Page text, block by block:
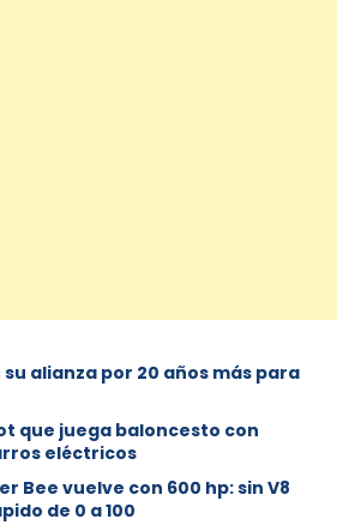
su alianza por 20 años más para
que juega baloncesto con
eléctricos
Bee vuelve con 600 hp: sin V8
de 0 a 100